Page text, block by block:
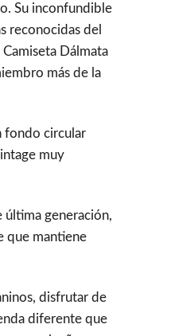
Su inconfundible
reconocidas del
Dálmata
más de la
fondo circular
muy
última generación,
que mantiene
disfrutar de
diferente que